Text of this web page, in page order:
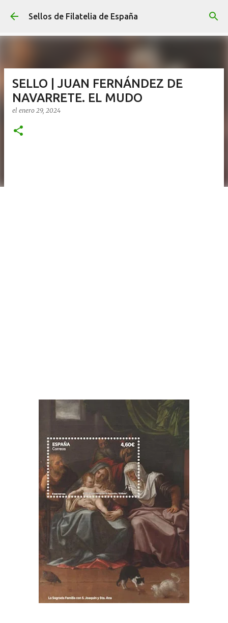
Ir al contenido principal
Sellos de Filatelia de España
SELLO | JUAN FERNÁNDEZ DE
NAVARRETE. EL MUDO
el enero 29, 2024